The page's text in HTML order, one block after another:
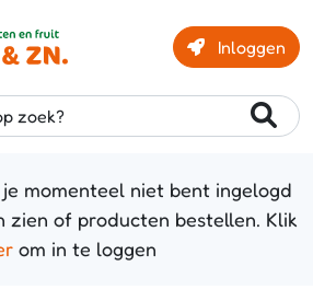
Inloggen
zoek?
momenteel niet bent ingelogd
zien of producten bestellen. Klik
om in te loggen